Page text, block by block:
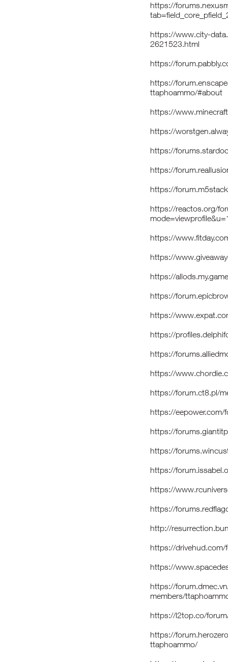
https://
https://www.city-
2621523.html
https://
https://
ttaphoammo/#about
https://
https://
https://
https://
https://
https://reactos.org/
https://
https://
https://
https://
https://
https://
https://
https://
https://forum.ct8.pl/
https://
https://
https://
https://
https://
https://
http://
https://
https://
https://
members/
https://l2top.co/
https://
ttaphoammo/